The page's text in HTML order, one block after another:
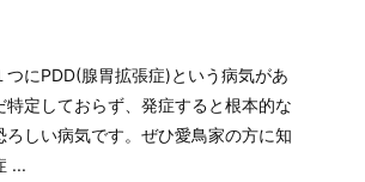
にPDD(腺胃拡張症)という病気があ
定しておらず、発症すると根本的な
しい病気です。ぜひ愛鳥家の方に知
...